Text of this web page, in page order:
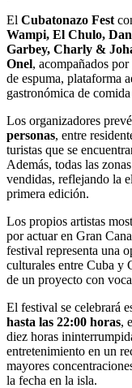
El Cubatonazo Fest
Wampi, El Chulo,
Garbey, Charly &
Onel, acompañados
de espuma, plataforma
gastronómica de
Los organizadores
personas, entre
turistas que se
Además, todas las
vendidas, reflejando la
primera edición.
Los propios artistas
por actuar en Gran
festival representa una
culturales entre Cuba y
de un proyecto con
El festival se celebrará
hasta las 22:00 horas,
diez horas
entretenimiento en un
mayores
la fecha en la isla.